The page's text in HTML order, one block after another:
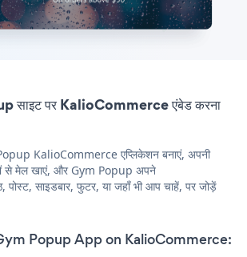
साइट पर KalioCommerce एंबेड करना
KalioCommerce एप्लिकेशन बनाएं, अपनी
से मेल खाएं, और Gym Popup अपने
साइडबार, फुटर, या जहाँ भी आप चाहें, पर जोड़ें
Popup App on KalioCommerce: